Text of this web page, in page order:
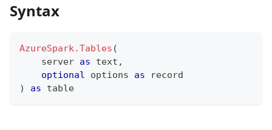
Syntax
AzureSpark.Tables (
    server
as text ,
optional options as
record
)
as table